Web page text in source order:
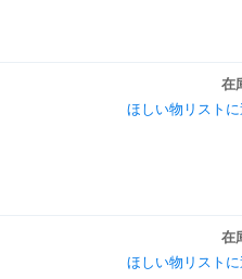
在
ほしい物リストに
在
ほしい物リストに